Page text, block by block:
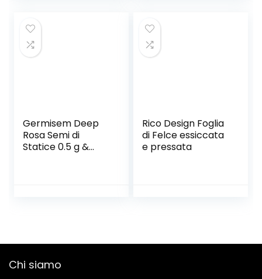
Germisem Deep
Rosa Semi di
Statice 0.5 g &
Rico Design Foglia
di Felce essiccata
e pressata
Chi siamo